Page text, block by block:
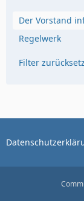
Der Vorstand
Regelwerk
Filter